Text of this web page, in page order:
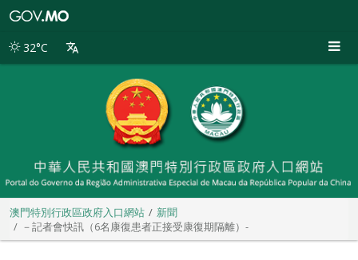
別
32°C
澳門特別行政區政府入口網站
新聞
－記者會快訊（6名康復患者正接受康復期隔離）-